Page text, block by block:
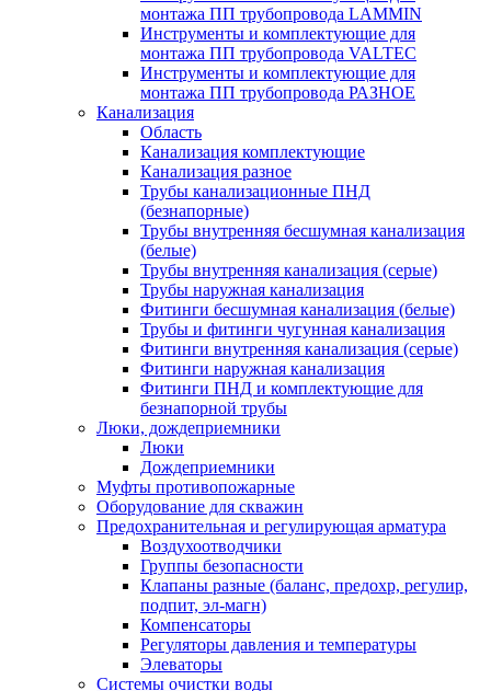
монтажа ПП трубопровода LAMMIN
Инструменты и комплектующие для
монтажа ПП трубопровода VALTEC
Инструменты и комплектующие для
монтажа ПП трубопровода РАЗНОЕ
Канализация
Область
Канализация комплектующие
Канализация разное
Трубы канализационные ПНД
(безнапорные)
Трубы внутренняя бесшумная канализация
(белые)
Трубы внутренняя канализация (серые)
Трубы наружная канализация
Фитинги бесшумная канализация (белые)
Трубы и фитинги чугунная канализация
Фитинги внутренняя канализация (серые)
Фитинги наружная канализация
Фитинги ПНД и комплектующие для
безнапорной трубы
Люки, дождеприемники
Люки
Дождеприемники
Муфты противопожарные
Оборудование для скважин
Предохранительная и регулирующая арматура
Воздухоотводчики
Группы безопасности
Клапаны разные (баланс, предохр, регулир,
подпит, эл-магн)
Компенсаторы
Регуляторы давления и температуры
Элеваторы
Системы очистки воды